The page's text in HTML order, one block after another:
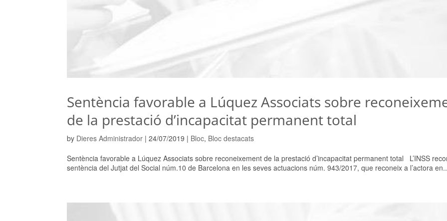
Sentència favorable a Lúquez Associats sobre
de la prestació d’incapacitat permanent total
by Dieres Administrador |24/07/2019 | Bloc, Bloc destacats
Sentència favorable a Lúquez Associats sobre reconeixement de la prestació d’incapacitat permanent total L’INSS
sentència del Jutjat del Social núm.10 de Barcelona en les seves actuacions núm. 943/2017, que reconeix a l’actora